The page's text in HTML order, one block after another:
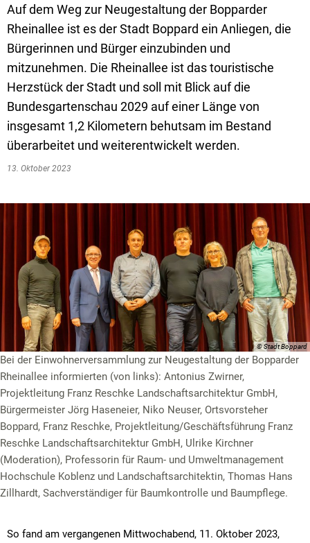
Livestream Sitzungen auf Youtube
Wahlergebnisse
Baugrundstücke
Straßenausbaupläne
Wiederkehrende Straßenausbaubeiträge
Gewerbe-Anmeldung/Ummeldung/
Gewerberegisterauskunft
Grundsteuerreform
Satzungen und Richtlinien
Schutzhütten
Vereine und
Bücher-Shop
Anlegezeiten
Auf dem Weg zur Neugestaltung der Bopparder
Rheinallee ist es der Stadt Boppard ein Anliegen, die
Bürgerinnen und Bürger einzubinden und
mitzunehmen. Die Rheinallee ist das touristische
Herzstück der Stadt und soll mit Blick auf die
Bundesgartenschau 2029 auf einer Länge von
insgesamt 1,2 Kilometern behutsam im Bestand
überarbeitet und weiterentwickelt werden.
13. Oktober 2023
© Stadt Boppard
Bei der Einwohnerversammlung zur Neugestaltung der Bopparder
Rheinallee informierten (von links): Antonius Zwirner,
Projektleitung Franz Reschke Landschaftsarchitektur GmbH,
Bürgermeister Jörg Haseneier, Niko Neuser, Ortsvorsteher
Boppard, Franz Reschke, Projektleitung/Geschäftsführung Franz
Reschke Landschaftsarchitektur GmbH, Ulrike Kirchner
(Moderation), Professorin für Raum- und Umweltmanagement
Hochschule Koblenz und Landschaftsarchitektin, Thomas Hans
Zillhardt, Sachverständiger für Baumkontrolle und Baumpflege.
So fand am vergangenen Mittwochabend, 11. Oktober 2023,